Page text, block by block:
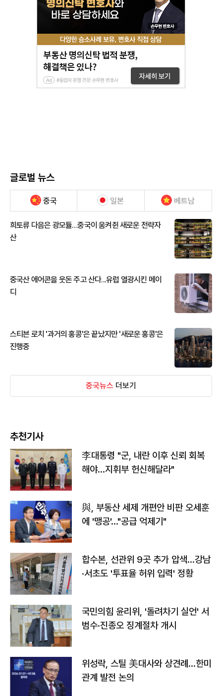
글로벌 뉴스
중국 일본 베트남
희토류 다음은 광모듈…중국이 움켜쥔 새로운 전략자
산
중국산 에어콘을 웃돈 주고 산다...유럽 열광시킨 메이
디
스티븐 로치 '과거의 홍콩'은 끝났지만 '새로운 홍콩'은
진행중
중국뉴스 더보기
추천기사
李대통령 "군, 내란 이후 신뢰 회복
해야…지휘부 헌신해달라"
與, 부동산 세제 개편안 비판 오세훈
에 '맹공'…"공급 억제기"
합수본, 선관위 9곳 추가 압색…강남
·서초도 '투표율 허위 입력' 정황
국민의힘 윤리위, '돌려차기 실언' 서
범수·진종오 징계절차 개시
위성락, 스틸 美대사와 상견례…한미
관계 발전 논의